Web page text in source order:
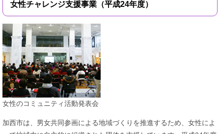
女性チャレンジ支援事業（平成24年度）
女性のコミュニティ活動発表会
加西市は、男女共同参画による地域づくりを推進するため、女性によ